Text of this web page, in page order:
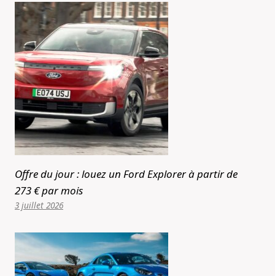
Offre du jour : louez un Ford Explorer à partir de
273 € par mois
3 juillet 2026